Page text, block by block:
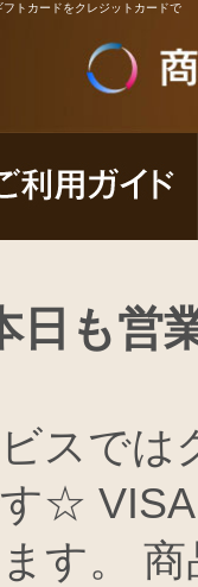
トカードをクレジットカードで
日も営
スでは
☆
す。